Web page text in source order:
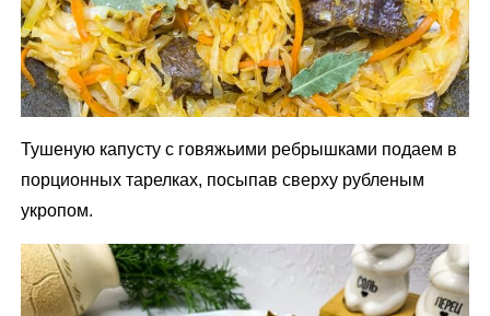
Тушеную капусту с говяжьими ребрышками подаем в
порционных тарелках, посыпав сверху рубленым
укропом.